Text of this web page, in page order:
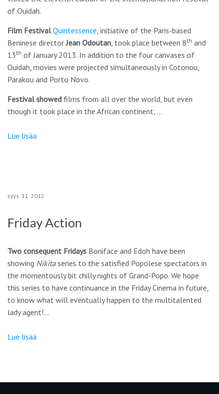
of Ouidah.
Film FestivalQuintessence, initiative of the Paris-based
Beninese directorJean Odoutan, took place between 8th and
13th of January 2013. In addition to the four canvases of
Ouidah, movies were projected simultaneously in Cotonou,
Parakou and Porto Novo.
Festival showed films from all over the world, but even
though it took place in the African continent, …
Lue lisää
syys 11 2012
Friday Action
Two consequent Fridays Boniface and Edoh have been
showing Nikitaseries to the satisfied Popolese spectators in
the momentously bit chilly nights of Grand-Popo. We hope
this series to have continuance in the Friday Cinema in future,
to know what will eventually happen to the multitalented
lady agent!…
Lue lisää